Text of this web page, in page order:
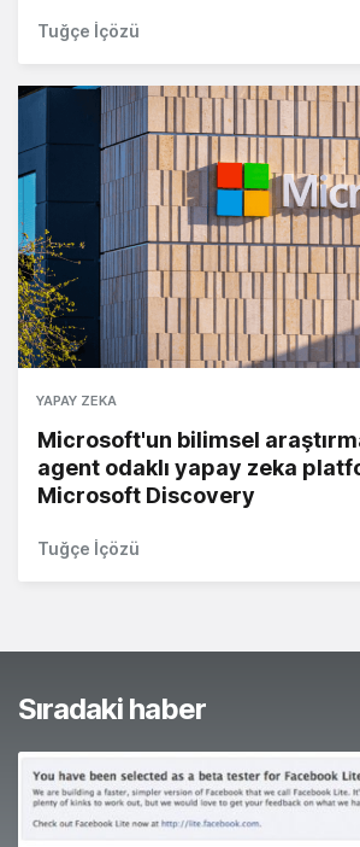
Tuğçe İçözü
YAPAY ZEKA
Microsoft'un bilimsel
agent odaklı yapay zeka
Microsoft Discovery
Tuğçe İçözü
Sıradaki haber